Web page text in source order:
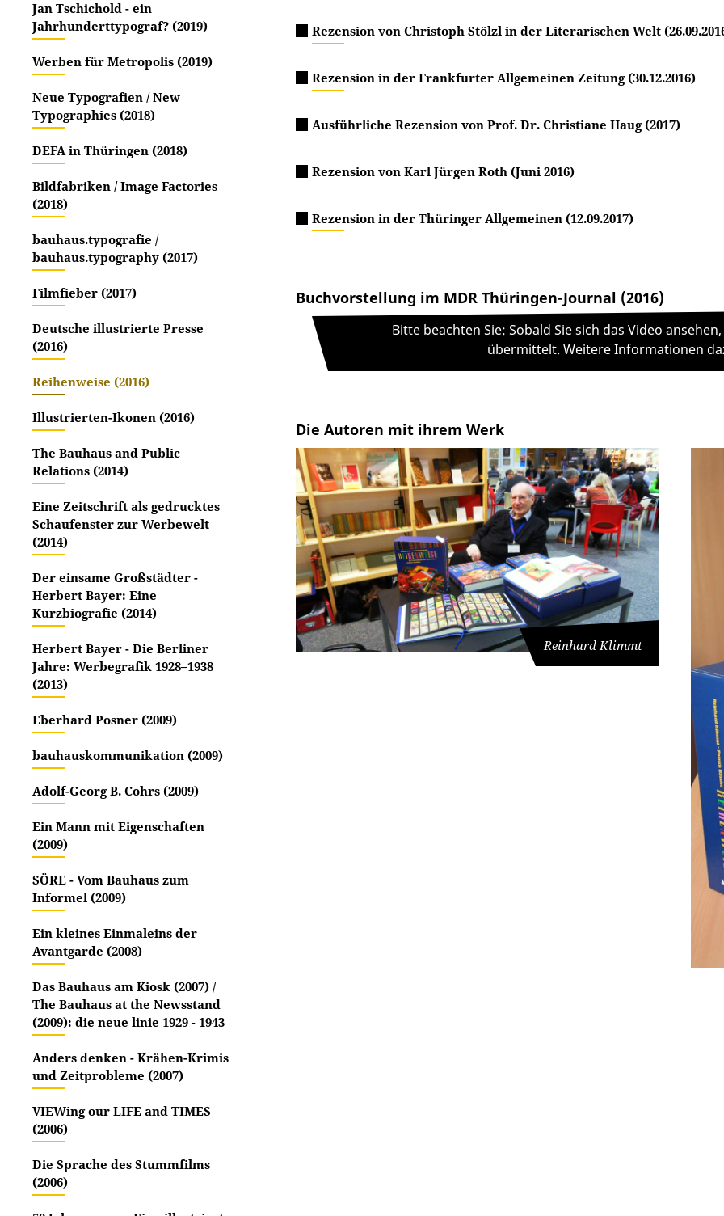
Jan Tschichold - ein
Jahrhunderttypograf? (2019)
Werben für Metropolis (2019)
Neue Typografien / New
Typographies (2018)
DEFA in Thüringen (2018)
Bildfabriken / Image Factories
(2018)
bauhaus.typografie /
bauhaus.typography (2017)
Filmfieber (2017)
Deutsche illustrierte Presse
(2016)
Reihenweise (2016)
Illustrierten-Ikonen (2016)
The Bauhaus and Public
Relations (2014)
Eine Zeitschrift als gedrucktes
Schaufenster zur Werbewelt
(2014)
Der einsame Großstädter -
Herbert Bayer: Eine
Kurzbiografie (2014)
Herbert Bayer - Die Berliner
Jahre: Werbegrafik 1928–1938
(2013)
Eberhard Posner (2009)
bauhauskommunikation (2009)
Adolf-Georg B. Cohrs (2009)
Ein Mann mit Eigenschaften
(2009)
SÖRE - Vom Bauhaus zum
Informel (2009)
Ein kleines Einmaleins der
Avantgarde (2008)
Das Bauhaus am Kiosk (2007) /
The Bauhaus at the Newsstand
(2009): die neue linie 1929 - 1943
Anders denken - Krähen-Krimis
und Zeitprobleme (2007)
VIEWing our LIFE and TIMES
(2006)
Die Sprache des Stummfilms
(2006)
Rezension von Christoph Stölzl in der Literarischen Welt
Rezension in der Frankfurter Allgemeinen Zeitung (30.12.2016)
Ausführliche Rezension von Prof. Dr. Christiane Haug (2017)
Rezension von Karl Jürgen Roth (Juni 2016)
Rezension in der Thüringer Allgemeinen (12.09.2017)
Buchvorstellung im MDR Thüringen-Journal (2016)
Bitte beachten Sie: Sobald Sie sich das Video
übermittelt. Weitere Informationen
Die Autoren mit ihrem Werk
Reinhard Klimmt